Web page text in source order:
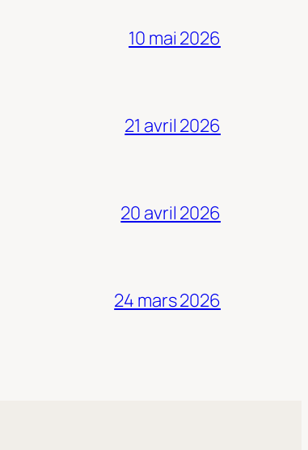
10 mai 2026
21 avril 2026
20 avril 2026
24 mars 2026